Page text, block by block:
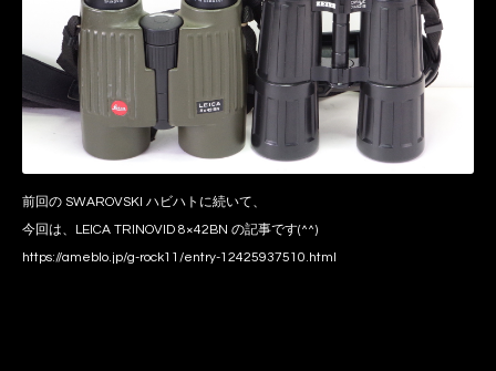
前回の SWAROVSKI ハビハトに続いて、
今回は、LEICA TRINOVID 8×42BN の記事です(^^)
https://ameblo.jp/g-rock11/entry-12425937510.html